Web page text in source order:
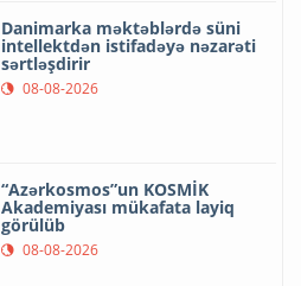
Danimarka məktəblərdə süni
intellektdən istifadəyə nəzarəti
sərtləşdirir
08-08-2026
“Azərkosmos”un KOSMİK
Akademiyası mükafata layiq
görülüb
08-08-2026